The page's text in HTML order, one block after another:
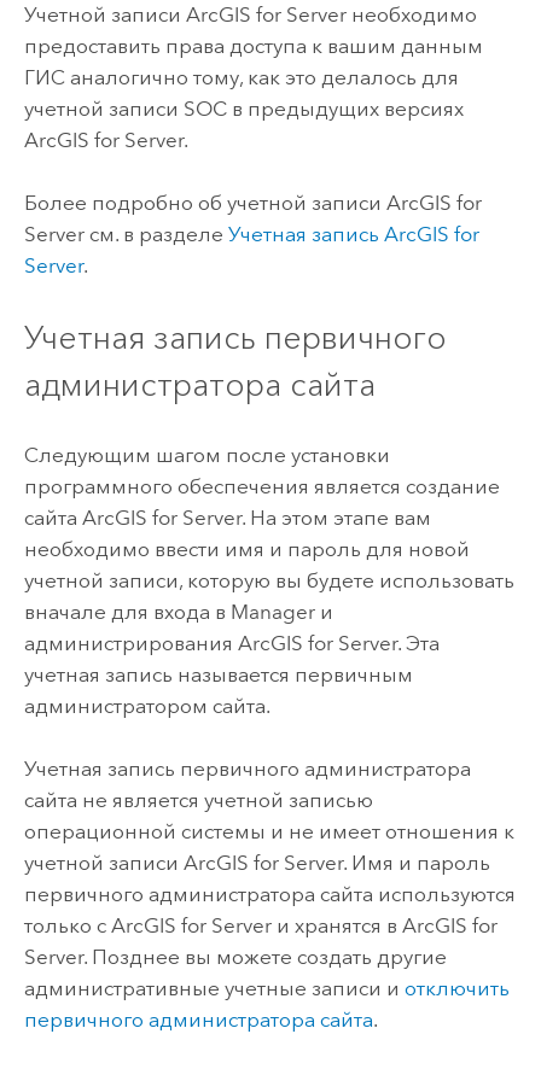
Учетной записи ArcGIS for Server необходимо
предоставить права доступа к вашим данным
ГИС аналогично тому, как это делалось для
учетной записи SOC в предыдущих версиях
ArcGIS for Server.
Более подробно об учетной записи ArcGIS for
Server см. в разделе Учетная запись ArcGIS for
Server.
Учетная запись первичного
администратора сайта
Следующим шагом после установки
программного обеспечения является создание
сайта ArcGIS for Server. На этом этапе вам
необходимо ввести имя и пароль для новой
учетной записи, которую вы будете использовать
вначале для входа в Manager и
администрирования ArcGIS for Server. Эта
учетная запись называется первичным
администратором сайта.
Учетная запись первичного администратора
сайта не является учетной записью
операционной системы и не имеет отношения к
учетной записи ArcGIS for Server. Имя и пароль
первичного администратора сайта используются
только с ArcGIS for Server и хранятся в ArcGIS for
Server. Позднее вы можете создать другие
административные учетные записи и отключить
первичного администратора сайта.